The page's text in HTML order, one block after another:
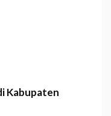
Kabupaten